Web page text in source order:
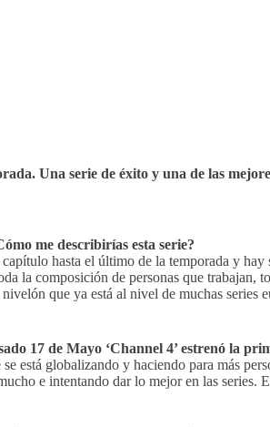
Una serie de éxito y una de las
me describirías esta serie?
hasta el último de la temporada y
la composición de personas que trabajan,
que ya está al nivel de muchas series
17 de Mayo ‘Channel 4’ estrenó la
está globalizando y haciendo para más
e intentando dar lo mejor en las series.